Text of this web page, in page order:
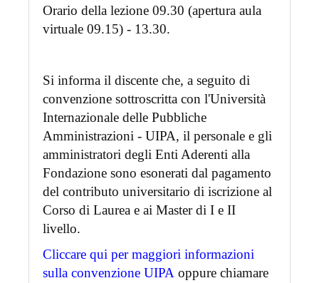
Orario della lezione 09.30 (apertura aula
virtuale 09.15) - 13.30.
Si informa il discente che, a seguito di
convenzione sottroscritta con l'Università
Internazionale delle Pubbliche
Amministrazioni - UIPA, il personale e gli
amministratori degli Enti Aderenti alla
Fondazione sono esonerati dal pagamento
del contributo universitario di iscrizione al
Corso di Laurea e ai Master di I e II
livello.
Cliccare qui per maggiori informazioni
sulla convenzione UIPAoppure chiamare